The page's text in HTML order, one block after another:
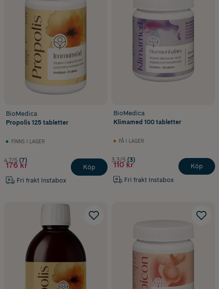
BioMedica
Propolis 125 tabletter
FINNS I LAGER
4.7/5 (7)
176 kr
Fri frakt Instabox
Köp
BioMedica
Klimamed 100 tabletter
FÅ I LAGER
3.3/5 (3)
110 kr
Fri frakt Instabox
Köp